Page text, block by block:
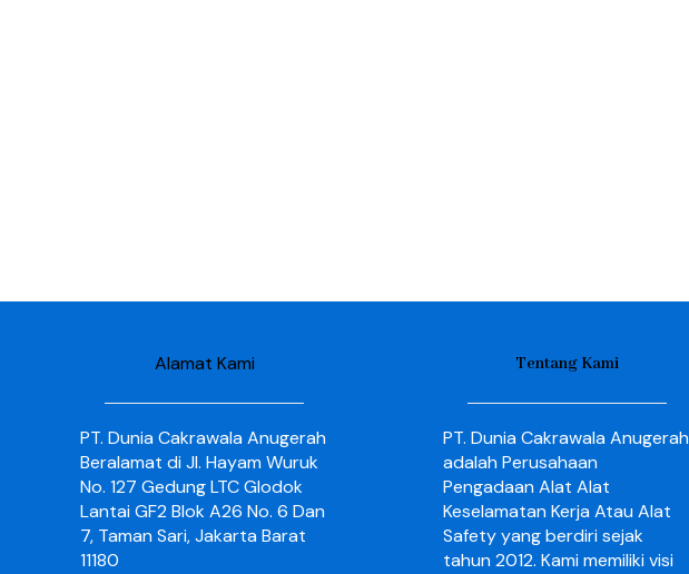
Alamat Kami
PT. Dunia Cakrawala Anugerah
Beralamat di Jl. Hayam Wuruk
No. 127 Gedung LTC Glodok
Lantai GF2 Blok A26 No. 6 Dan
7, Taman Sari, Jakarta Barat
11180
Tentang Kami
PT. Dunia Cakrawala Anugerah
adalah Perusahaan
Pengadaan Alat Alat
Keselamatan Kerja Atau Alat
Safety yang berdiri sejak
tahun 2012. Kami memiliki visi